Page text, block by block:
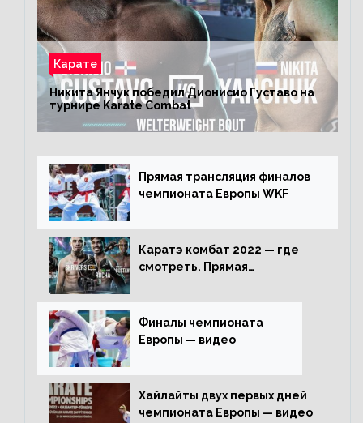
Карате
Никита Янчук победил Дионисио Густаво на
турнире Karate Combat
Прямая трансляция финалов
чемпионата Европы WKF
Каратэ комбат 2022 — где
смотреть. Прямая
Финалы чемпионата
Европы — видео
Хайлайты двух первых дней
чемпионата Европы — видео